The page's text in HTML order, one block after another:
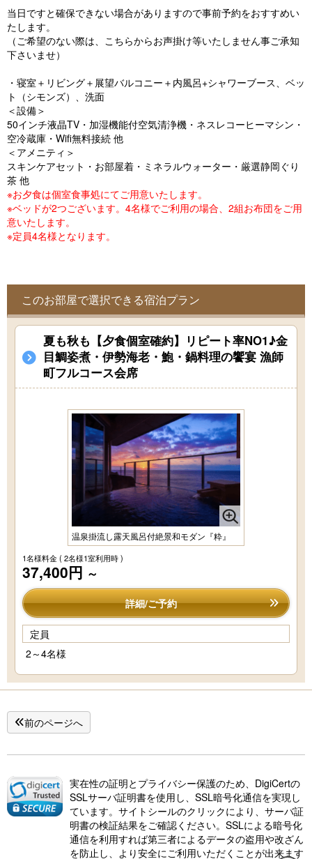
当日ですと確保できない場合がありますので事前予約をおすすめい
たします。
（ご希望のない際は、こちらからお声掛け等いたしません事ご承知
下さいませ）
・寝室＋リビング＋展望バルコニー＋内風呂+シャワーブース、ベッ
ト（シモンズ）、洗面
＜設備＞
50インチ液晶TV・加湿機能付空気清浄機・ネスレコーヒーマシン・
空冷蔵庫・Wifi無料接続 他
＜アメニティ＞
スキンケアセット・お部屋着・ミネラルウォーター・厳選静岡ぐり
茶 他
※お夕食は個室食事処にてご用意いたします。
※ベッドが2つございます。4名様でご利用の場合、2組お布団をご用
意いたします。
※定員4名様となります。
このお部屋で選択できる宿泊プラン
夏も秋も【夕食個室確約】リピート率NO1♪金
目鯛姿煮・伊勢海老・鮑・鍋料理の饗宴 漁師
町フルコース会席
温泉掛流し露天風呂付絶景和モダン『粋』
1名様料金( 2名様1室利用時 )
37,400円 ～
詳細/ご予約
定員
2～4名様
前のページへ
実在性の証明とプライバシー保護のため、DigiCertの
SSLサーバ証明書を使用し、SSL暗号化通信を実現し
ています。サイトシールのクリックにより、サーバ証
明書の検証結果をご確認ください。SSLによる暗号化
通信を利用すれば第三者によるデータの盗用や改ざん
を防止し、より安全にご利用いただくことが出来ます